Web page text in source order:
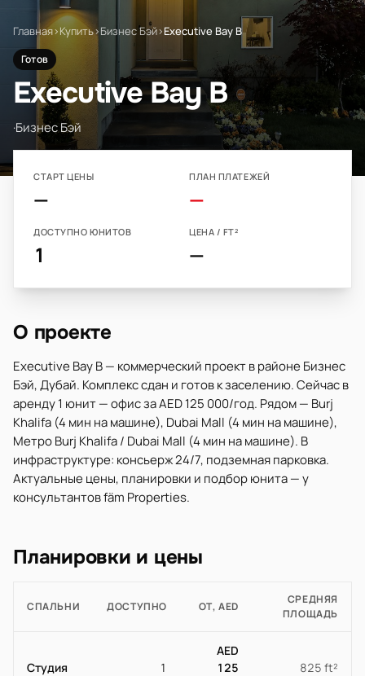
Главная›Купить›Бизнес Бэй›Executive Bay B
Готов
Executive Bay B
·Бизнес Бэй
СТАРТ ЦЕНЫ
—
ПЛАН ПЛАТЕЖЕЙ
—
ДОСТУПНО ЮНИТОВ
1
ЦЕНА / FT²
—
О проекте
Executive Bay B — коммерческий проект в районе Бизнес
Бэй, Дубай. Комплекс сдан и готов к заселению. Сейчас в
аренду 1 юнит — офис за AED 125 000/год. Рядом — Burj
Khalifa (4 мин на машине), Dubai Mall (4 мин на машине),
Метро Burj Khalifa / Dubai Mall (4 мин на машине). В
инфраструктуре: консьерж 24/7, подземная парковка.
Актуальные цены, планировки и подбор юнита — у
консультантов fäm Properties.
Планировки и цены
СПАЛЬНИ ДОСТУПНО ОТ, AED
СРЕДНЯЯ
ПЛОЩАДЬ
Студия 1
AED
125
825 ft²